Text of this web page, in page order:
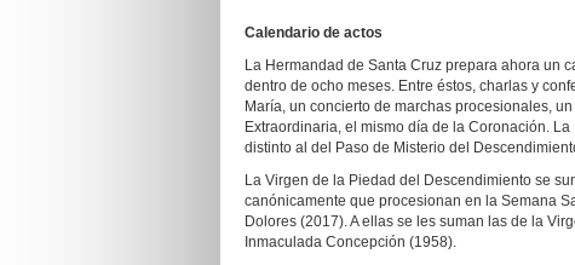
Calendario de actos
La Hermandad de Santa Cruz prepara ahora un
dentro de ocho meses. Entre éstos, charlas y
María, un concierto de marchas procesionales,
Extraordinaria, el mismo día de la Coronación.
distinto al del Paso de Misterio del
La Virgen de la Piedad del Descendimiento se
canónicamente que procesionan en la Semana
Dolores (2017). A ellas se les suman las de la
Inmaculada Concepción (1958).